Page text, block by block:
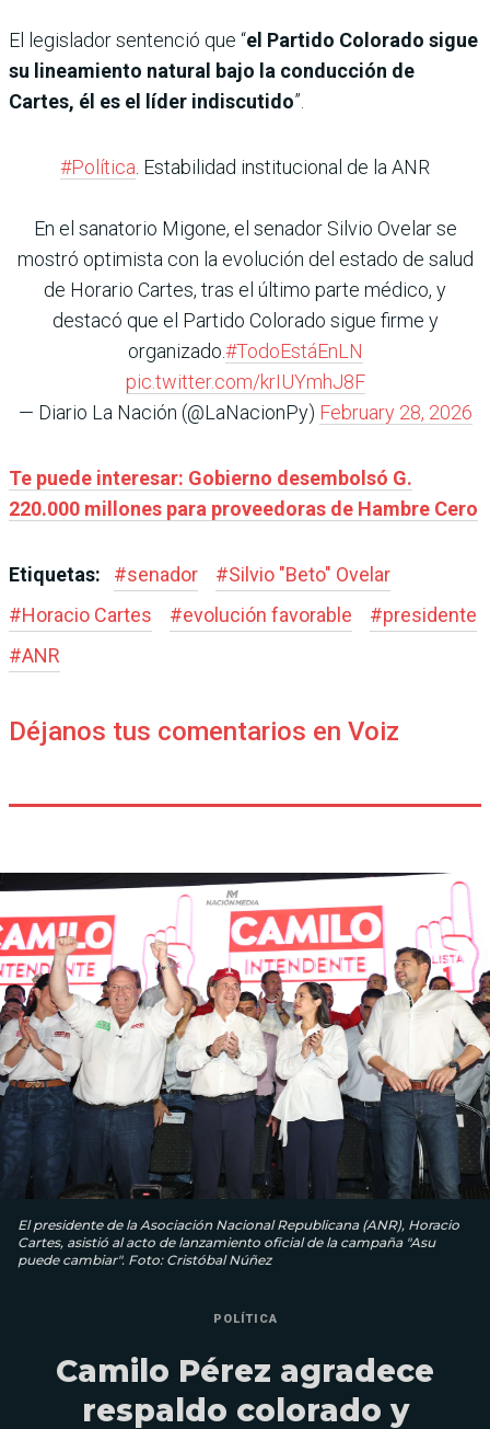
El legislador sentenció que “el Partido Colorado sigue
su lineamiento natural bajo la conducción de
Cartes, él es el líder indiscutido”.
#Política . Estabilidad institucional de la ANR
En el sanatorio Migone, el senador Silvio Ovelar se
mostró optimista con la evolución del estado de salud
de Horario Cartes, tras el último parte médico, y
destacó que el Partido Colorado sigue firme y
organizado.#TodoEstáEnLN
pic.twitter.com/krIUYmhJ8F
— Diario La Nación (@LaNacionPy) February 28, 2026
Te puede interesar: Gobierno desembolsó G.
220.000 millones para proveedoras de Hambre Cero
Etiquetas: #senador #Silvio "Beto" Ovelar
#Horacio Cartes #evolución favorable #presidente
#ANR
Déjanos tus comentarios en Voiz
El presidente de la Asociación Nacional Republicana (ANR), Horacio
Cartes, asistió al acto de lanzamiento oficial de la campaña "Asu
puede cambiar". Foto: Cristóbal Núñez
POLÍTICA
Camilo Pérez agradece
respaldo colorado y